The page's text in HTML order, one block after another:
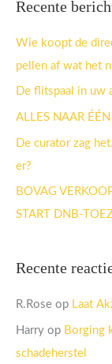
n
a
a
r
Recente
Wie koopt de
pellen af wat het
De flitspaal in uw
ALLES NAAR
De curator zag
er?
BOVAG
START DNB-
Recente
R.Rose op Laat
Harry op Borging
schadeherstel